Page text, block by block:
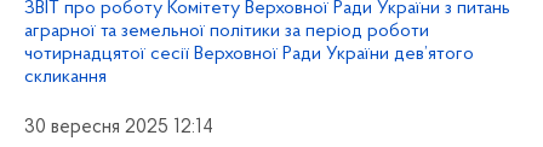
ЗВІТ про роботу Комітету Верховної Ради України з питань
аграрної та земельної політики за період роботи
чотирнадцятої сесії Верховної Ради України дев’ятого
скликання
30 вересня 2025 12:14